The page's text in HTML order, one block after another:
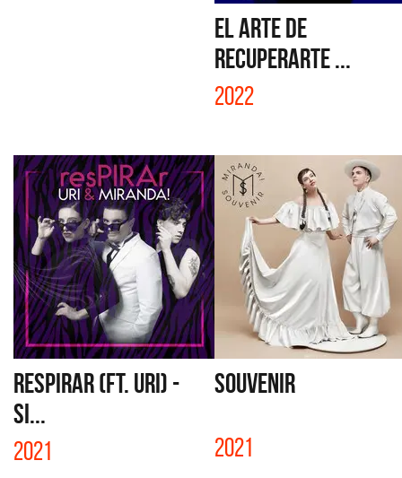
EL ARTE DE
RECUPERARTE ...
2022
RESPIRAR (FT. URI) -
SI...
2021
SOUVENIR
2021